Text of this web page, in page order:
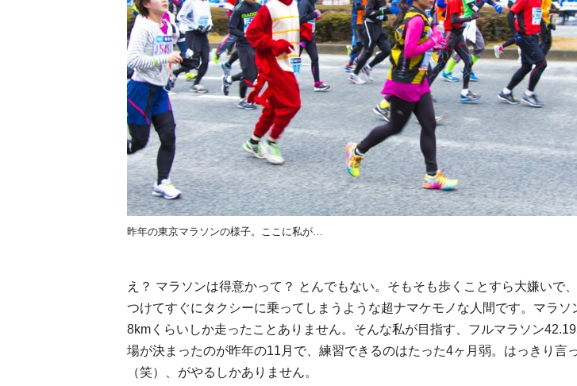
昨年の東京マラソンの様子。ここに私が…
え？ マラソンは得意かって？ とんでもない。そもそも歩くことすら大嫌いで
つけてすぐにタクシーに乗ってしまうような超ナマケモノな人間です。マラソ
8kmくらいしか走ったことありません。そんな私が目指す、フルマラソン
場が決まったのが昨年の11月で、練習できるのはたった4ヶ月弱。はっきり言
（笑）、がやるしかありません。